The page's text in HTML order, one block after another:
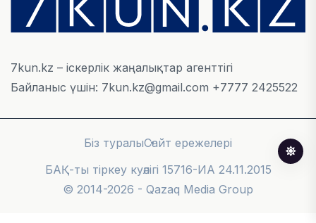
«Бәйтерек» холдингінің инвестициялық және
кредиттік портфелі 14,3 трлн теңгеге жетті
БЖЗҚ-дағы зейнетақы жинақтары 28,09 трлн
7kun.kz – іскерлік жаңалықтар агенттігі
Байланыс үшін: 7kun.kz@gmail.com +7777 2425522
Біз туралыСайт ережелері
БАҚ-ты тіркеу куәлігі 15716-ИА 24.11.2015
© 2014-2026 - Qazaq Media Group